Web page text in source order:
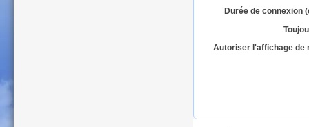
Durée de connexion
Autoriser l'affichage de